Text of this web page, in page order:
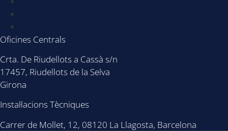
Oficines Centrals
Crta. De Riudellots a Cassà s/n
17457, Riudellots de la Selva
Girona
Instal·lacions Tècniques
Carrer de Mollet, 12, 08120 La Llagosta, Barcelona